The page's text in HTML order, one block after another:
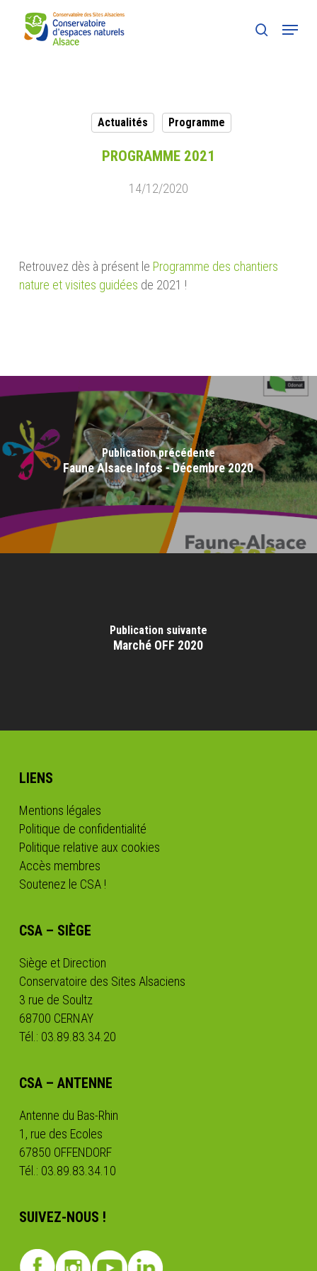
search
Menu
Actualités Programme
PROGRAMME 2021
14/12/2020
Retrouvez dès à présent le Programme des chantiers
nature et visites guidées de 2021 !
Publication précédente
Faune Alsace Infos - Décembre 2020
Publication suivante
Marché OFF 2020
LIENS
Mentions légales
Politique de confidentialité
Politique relative aux cookies
Accès membres
Soutenez le CSA !
CSA – SIÈGE
Siège et Direction
Conservatoire des Sites Alsaciens
3 rue de Soultz
68700 CERNAY
Tél.: 03.89.83.34.20
CSA – ANTENNE
Antenne du Bas-Rhin
1, rue des Ecoles
67850 OFFENDORF
Tél.: 03.89.83.34.10
SUIVEZ-NOUS !